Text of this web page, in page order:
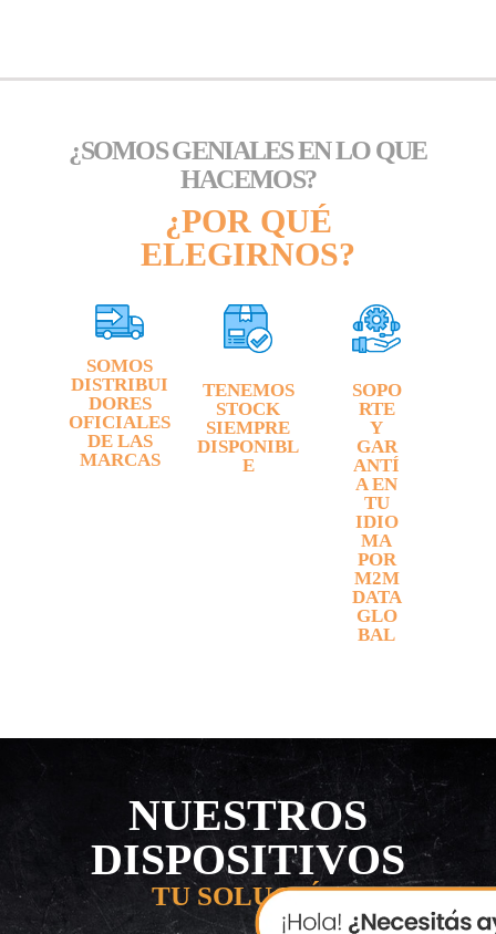
¿SOMOS GENIALES EN LO QUE
HACEMOS?
¿POR QUÉ
ELEGIRNOS?
SOMOS
DISTRIBUI
DORES
OFICIALES
DE LAS
MARCAS
TENEMOS
STOCK
SIEMPRE
DISPONIBL
E
SOPO
RTE
Y
GAR
ANTÍ
A EN
TU
IDIO
MA
POR
M2M
DATA
GLO
BAL
NUESTROS
DISPOSITIVOS
TU SOLUCIÓN